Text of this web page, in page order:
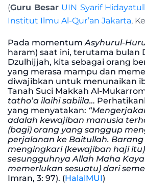
(Guru Besar UIN Syarif
Institut Ilmu Al-Qur’an Jakarta,
Pada momentumAsyhurul-
haram) saat ini, terutama bulan
Dzulhijjah, kita sebagai orang
yang merasa mampu dan
diwajibkan untuk menunaikan
Tanah Suci Makkah Al-
tatho’a ilaihi sabiila…
yang menyatakan:
adalah kewajiban manusia
(bagi) orang yang sanggup
perjalanan ke Baitullah. Barang
mengingkari (kewajiban haji
sesungguhnya Allah Maha
memerlukan sesuatu) dari
Imran, 3: 97). (HalalMUI)